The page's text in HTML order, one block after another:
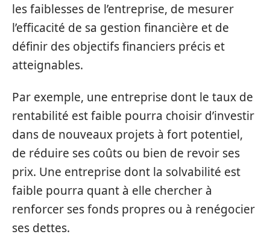
les faiblesses de l’entreprise, de mesurer
l’efficacité de sa gestion financière et de
définir des objectifs financiers précis et
atteignables.
Par exemple, une entreprise dont le taux de
rentabilité est faible pourra choisir d’investir
dans de nouveaux projets à fort potentiel,
de réduire ses coûts ou bien de revoir ses
prix. Une entreprise dont la solvabilité est
faible pourra quant à elle chercher à
renforcer ses fonds propres ou à renégocier
ses dettes.